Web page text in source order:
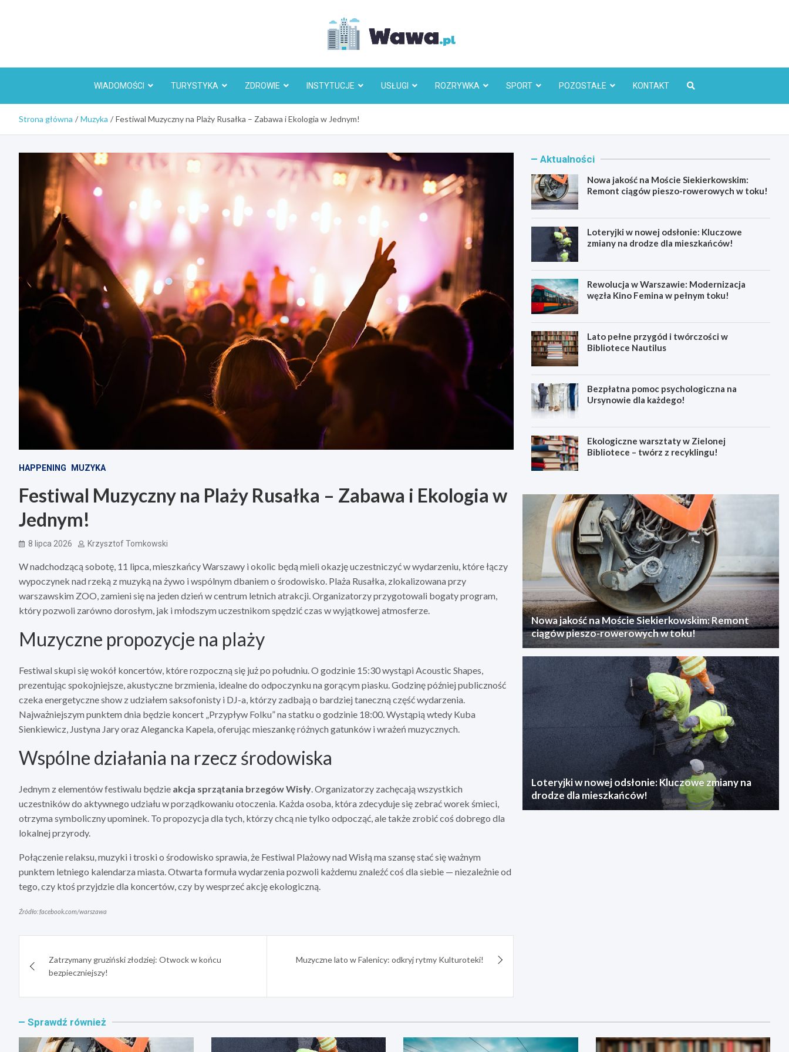
WIADOMOŚCI TURYSTYKA ZDROWIE INSTYTUCJE USŁUGI ROZRYWKA SPORT POZOSTAŁE KONTAKT
Strona główna Muzyka Festiwal Muzyczny na Plaży Rusałka – Zabawa i Ekologia w Jednym!
HAPPENING MUZYKA
Festiwal Muzyczny na Plaży Rusałka – Zabawa i Ekologia w
Jednym!
8 lipca 2026 Krzysztof Tomkowski
W nadchodzącą sobotę, 11 lipca, mieszkańcy Warszawy i okolic będą mieli okazję uczestniczyć w wydarzeniu, które łączy
wypoczynek nad rzeką z muzyką na żywo i wspólnym dbaniem o środowisko. Plaża Rusałka, zlokalizowana przy
warszawskim ZOO, zamieni się na jeden dzień w centrum letnich atrakcji. Organizatorzy przygotowali bogaty program,
który pozwoli zarówno dorosłym, jak i młodszym uczestnikom spędzić czas w wyjątkowej atmosferze.
Muzyczne propozycje na plaży
Festiwal skupi się wokół koncertów, które rozpoczną się już po południu. O godzinie 15:30 wystąpi Acoustic Shapes,
prezentując spokojniejsze, akustyczne brzmienia, idealne do odpoczynku na gorącym piasku. Godzinę później publiczność
czeka energetyczne show z udziałem saksofonisty i DJ-a, którzy zadbają o bardziej taneczną część wydarzenia.
Najważniejszym punktem dnia będzie koncert „Przypływ Folku” na statku o godzinie 18:00. Wystąpią wtedy Kuba
Sienkiewicz, Justyna Jary oraz Alegancka Kapela, oferując mieszankę różnych gatunków i wrażeń muzycznych.
Wspólne działania na rzecz środowiska
Jednym z elementów festiwalu będzie akcja sprzątania brzegów Wisły. Organizatorzy zachęcają wszystkich
uczestników do aktywnego udziału w porządkowaniu otoczenia. Każda osoba, która zdecyduje się zebrać worek śmieci,
otrzyma symboliczny upominek. To propozycja dla tych, którzy chcą nie tylko odpocząć, ale także zrobić coś dobrego dla
lokalnej przyrody.
Połączenie relaksu, muzyki i troski o środowisko sprawia, że Festiwal Plażowy nad Wisłą ma szansę stać się ważnym
punktem letniego kalendarza miasta. Otwarta formuła wydarzenia pozwoli każdemu znaleźć coś dla siebie — niezależnie od
tego, czy ktoś przyjdzie dla koncertów, czy by wesprzeć akcję ekologiczną.
Źródło: facebook.com/warszawa
wpisuZatrzymany gruziński złodziej: Otwock w końcu
bezpieczniejszy!
Muzyczne lato w Falenicy: odkryj rytmy Kulturoteki!
Aktualności
Nowa jakość na Moście Siekierkowskim:
Remont ciągów pieszo-rowerowych w toku!
Loteryjki w nowej odsłonie: Kluczowe
zmiany na drodze dla mieszkańców!
Rewolucja w Warszawie: Modernizacja
węzła Kino Femina w pełnym toku!
Lato pełne przygód i twórczości w
Bibliotece Nautilus
Bezpłatna pomoc psychologiczna na
Ursynowie dla każdego!
Ekologiczne warsztaty w Zielonej
Bibliotece – twórz z recyklingu!
Nowa jakość na Moście Siekierkowskim: Remont
ciągów pieszo-rowerowych w toku!
Loteryjki w nowej odsłonie: Kluczowe zmiany na
drodze dla mieszkańców!
Sprawdź również